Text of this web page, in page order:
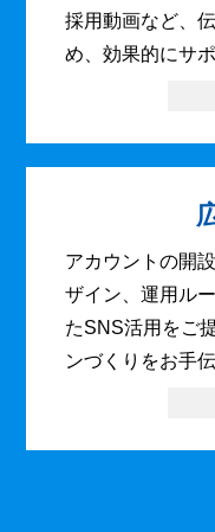
採用動画など、
め、効果的にサ
アカウントの開
ザイン、運用ル
たSNS活用をご
ンづくりをお手